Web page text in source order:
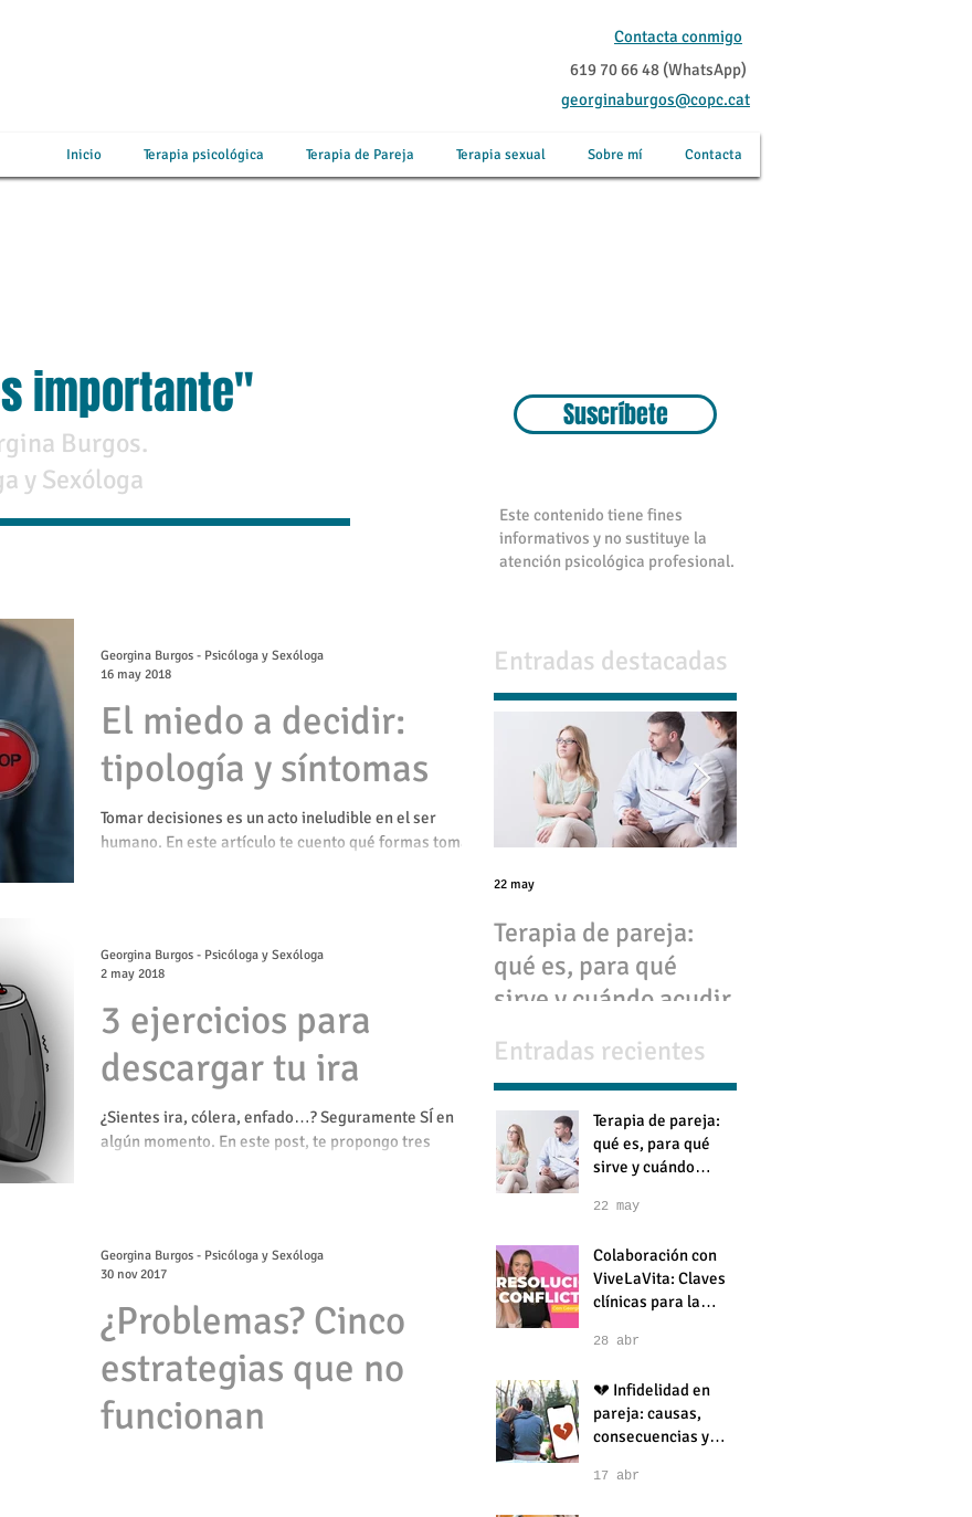
Contacta conmigo
619 70 66 48 (WhatsApp)
georginaburgos@copc.cat
Inicio Terapia psicológica Terapia de Pareja Terapia sexual Sobre mí Contacta
importante"
Burgos.
y Sexóloga
El miedo a decidir:
tipología y síntomas
Tomar decisiones es un acto ineludible en el ser
humano. En este artículo te cuento qué formas toma el
Georgina Burgos - Psicóloga y Sexóloga
16 may 2018
3 ejercicios para
descargar tu ira
¿Sientes ira, cólera, enfado…? Seguramente SÍ en
algún momento. En este post, te propongo tres
Georgina Burgos - Psicóloga y Sexóloga
2 may 2018
¿Problemas? Cinco
estrategias que no
funcionan
Georgina Burgos - Psicóloga y Sexóloga
30 nov 2017
Suscríbete
Este contenido tiene fines
informativos y no sustituye la
atención psicológica profesional.
Entradas destacadas
Terapia de pareja:
qué es, para qué
sirve y cuándo acudir
22 may
Entradas recientes
Terapia de pareja:
qué es, para qué
sirve y cuándo
22 may
Colaboración con
ViveLaVita: Claves
clínicas para la
conflictos en pareja
28 abr
💔 Infidelidad en
pareja: causas,
consecuencias y
17 abr